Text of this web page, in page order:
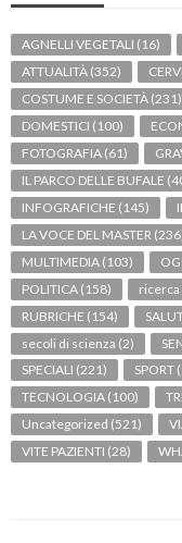
AGNELLI VEGETALI (16)
ATTUALITÀ (352)
COSTUME E SOCIETÀ (231)
DOMESTICI (100)
FOTOGRAFIA (61)
IL PARCO DELLE BUFALE
INFOGRAFICHE (145)
LA VOCE DEL MASTER
MULTIMEDIA (103)
POLITICA (158) ricerca
RUBRICHE (154)
secoli di scienza (2)
SPECIALI (221) SPORT
TECNOLOGIA (100)
Uncategorized (521)
VITE PAZIENTI (28)